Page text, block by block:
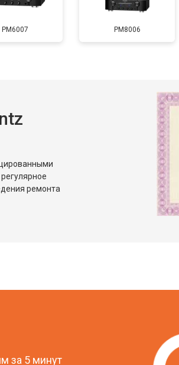
PM6007 PM8006
ремонта
за 5 минут